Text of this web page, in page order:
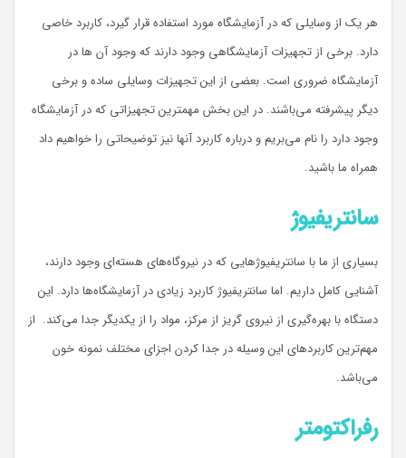
هر یک از وسایلی که در آزمایشگاه مورد استفاده قرار گیرد، کاربرد خاصی
دارد. برخی از تجهیزات آزمایشگاهی وجود دارند که وجود آن ها در
آزمایشگاه ضروری است. بعضی از این تجهیزات وسایلی ساده و برخی
دیگر پیشرفته می‌باشند. در این بخش مهمترین تجهیزاتی که در آزمایشگاه
وجود دارد را نام می‌بریم و درباره کاربرد آنها نیز توضیحاتی را خواهیم داد
همراه ما باشید.
سانتریفیوژ
بسیاری از ما با سانتریفیوژهایی که در نیروگاه‌های هسته‌ای وجود دارند،
آشنایی کامل داریم. اما سانتریفیوژ کاربرد زیادی در آزمایشگاه‌ها دارد. این
دستگاه با بهره‌گیری از نیروی گریز از مرکز، مواد را از یکدیگر جدا می‌کند. از
مهم‌ترین کاربردهای این وسیله در جدا کردن اجزای مختلف نمونه خون
می‌باشد.
رفراکتومتر